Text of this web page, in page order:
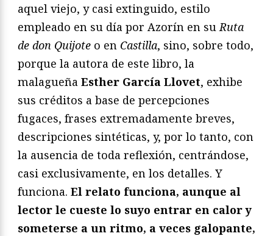
aquel viejo, y casi extinguido, estilo
empleado en su día por Azorín en su Ruta
de don Quijote o en Castilla, sino, sobre todo,
porque la autora de este libro, la
malagueña Esther García Llovet, exhibe
sus créditos a base de percepciones
fugaces, frases extremadamente breves,
descripciones sintéticas, y, por lo tanto, con
la ausencia de toda reflexión, centrándose,
casi exclusivamente, en los detalles. Y
funciona. El relato funciona, aunque al
lector le cueste lo suyo entrar en calor y
someterse a un ritmo, a veces galopante,